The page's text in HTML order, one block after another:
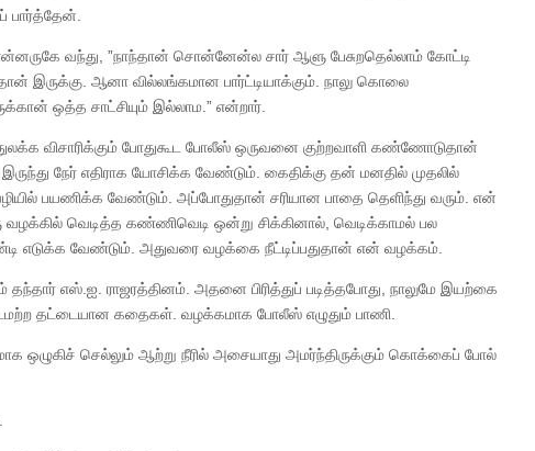
பார்த்தேன்.
வந்து, ”நாந்தான் சொன்னேன்ல சார் ஆளு பேசுறதெல்லாம் கோட்டி
இருக்கு. ஆனா வில்லங்கமான பார்ட்டியாக்கும். நாலு கொலை
ஒத்த சாட்சியும் இல்லாம.” என்றார்.
விசாரிக்கும் போதுகூட போலீஸ் ஒருவனை குற்றவாளி கண்ணோடுதான்
நேர் எதிராக யோசிக்க வேண்டும். கைதிக்கு தன் மனதில் முதலில்
பயணிக்க வேண்டும். அப்போதுதான் சரியான பாதை தெளிந்து வரும். என்
வெடித்த கண்ணிவெடி ஒன்று சிக்கினால், வெடிக்காமல் பல
எடுக்க வேண்டும். அதுவரை வழக்கை நீட்டிப்பதுதான் என் வழக்கம்.
எஸ்.ஐ. ராஜரத்தினம். அதனை பிரித்துப் படித்தபோது, நாலுமே இயற்கை
தட்டையான கதைகள். வழக்கமாக போலீஸ் எழுதும் பாணி.
செல்லும் ஆற்று நீரில் அசையாது அமர்ந்திருக்கும் கொக்கைப் போல்